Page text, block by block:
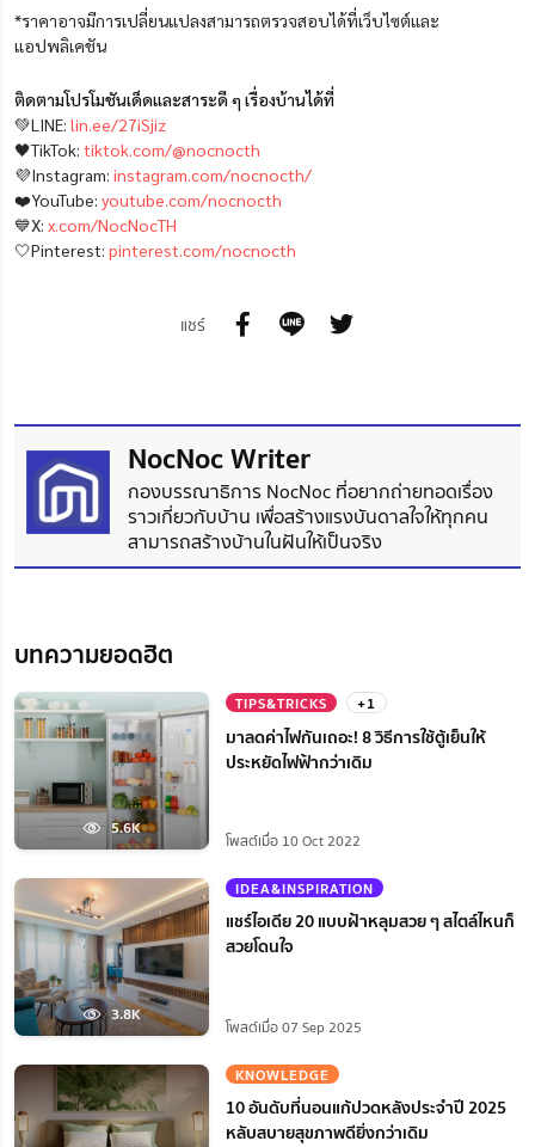
*ราคาอาจมีการเปลี่ยนแปลงสามารถตรวจสอบได้ที่เว็บไซต์และ
แอปพลิเคชัน
ติดตามโปรโมชันเด็ดและสาระดี ๆ เรื่องบ้านได้ที่
💚LINE: lin.ee/27iSjiz
🖤TikTok: tiktok.com/@nocnocth
💜Instagram: instagram.com/nocnocth/
❤️YouTube: youtube.com/nocnocth
💙X: x.com/NocNocTH
🤍Pinterest: pinterest.com/nocnocth
แชร์
NocNoc Writer
กองบรรณาธิการ NocNoc ที่อยากถ่ายทอดเรื่อง
ราวเกี่ยวกับบ้าน เพื่อสร้างแรงบันดาลใจให้ทุกคน
สามารถสร้างบ้านในฝันให้เป็นจริง
บทความยอดฮิต
5.6K
TIPS&TRICKS +1
มาลดค่าไฟกันเถอะ! 8 วิธีการใช้ตู้เย็นให้
ประหยัดไฟฟ้ากว่าเดิม
โพสต์เมื่อ 10 Oct 2022
3.8K
IDEA&INSPIRATION
แชร์ไอเดีย 20 แบบฝ้าหลุมสวย ๆ สไตล์ไหนก็
สวยโดนใจ
โพสต์เมื่อ 07 Sep 2025
KNOWLEDGE
10 อันดับที่นอนแก้ปวดหลังประจำปี 2025
หลับสบายสุขภาพดียิ่งกว่าเดิม